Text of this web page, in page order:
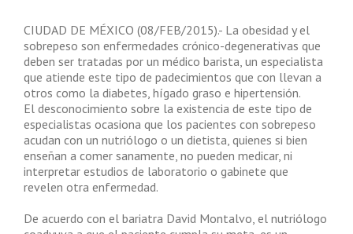
CIUDAD DE MÉXICO (08/FEB/2015).- La obesidad y el
sobrepeso son enfermedades crónico-degenerativas que
deben ser tratadas por un médico barista, un especialista
que atiende este tipo de padecimientos que con llevan a
otros como la diabetes, hígado graso e hipertensión.
El desconocimiento sobre la existencia de este tipo de
especialistas ocasiona que los pacientes con sobrepeso
acudan con un nutriólogo o un dietista, quienes si bien
enseñan a comer sanamente, no pueden medicar, ni
interpretar estudios de laboratorio o gabinete que
revelen otra enfermedad.
De acuerdo con el bariatra David Montalvo, el nutriólogo